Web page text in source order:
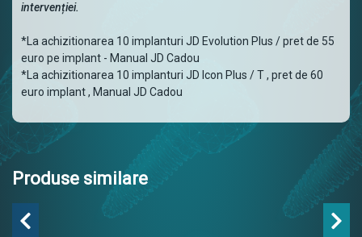
intervenției.
*La achizitionarea 10 implanturi JD Evolution Plus / pret de 55
euro pe implant - Manual JD Cadou
*La achizitionarea 10 implanturi JD Icon Plus / T , pret de 60
euro implant , Manual JD Cadou
Produse similare